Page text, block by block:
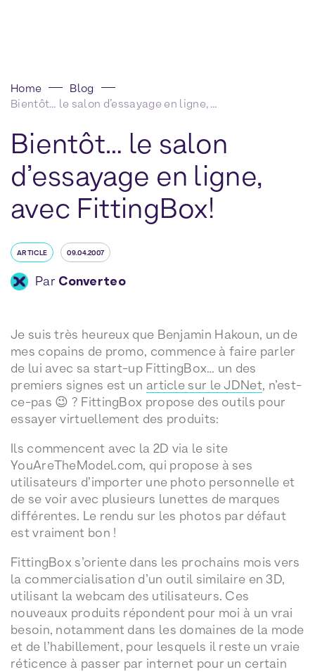
Home
Blog
Bientôt… le salon d’essayage en ligne, avec FittingBox!
Bientôt… le salon
d’essayage en ligne,
avec FittingBox!
ARTICLE 09.04.2007
Par Converteo
Je suis très heureux que Benjamin Hakoun, un de
mes copains de promo, commence à faire parler
de lui avec sa start-up FittingBox… un des
premiers signes est un article sur le JDNet, n’est-
ce-pas 😉 ? FittingBox propose des outils pour
essayer virtuellement des produits:
Ils commencent avec la 2D via le site
YouAreTheModel.com, qui propose à ses
utilisateurs d’importer une photo personnelle et
de se voir avec plusieurs lunettes de marques
différentes. Le rendu sur les photos par défaut
est vraiment bon !
FittingBox s’oriente dans les prochains mois vers
la commercialisation d’un outil similaire en 3D,
utilisant la webcam des utilisateurs. Ces
nouveaux produits répondent pour moi à un vrai
besoin, notamment dans les domaines de la mode
et de l’habillement, pour lesquels il reste un vraie
réticence à passer par internet pour un certain